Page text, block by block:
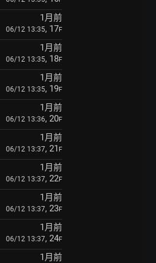
1月前
06/12 13:35, 17F
1月前
06/12 13:35, 18F
1月前
06/12 13:35, 19F
1月前
06/12 13:36, 20F
1月前
06/12 13:37, 21 F
1月前
06/12 13:37, 22F
1月前
06/12 13:37, 23F
1月前
06/12 13:37, 24F
1月前